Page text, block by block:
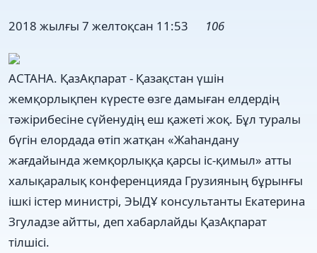
2018 жылғы 7 желтоқсан 11:53 106
АСТАНА. ҚазАқпарат - Қазақстан үшін
жемқорлықпен күресте өзге дамыған елдердің
тәжірибесіне сүйенудің еш қажеті жоқ. Бұл туралы
бүгін елордада өтіп жатқан «Жаһандану
жағдайында жемқорлыққа қарсы іс-қимыл» атты
халықаралық конференцияда Грузияның бұрынғы
ішкі істер министрі, ЭЫДҰ консультанты Екатерина
Згуладзе айтты, деп хабарлайды ҚазАқпарат
тілшісі.